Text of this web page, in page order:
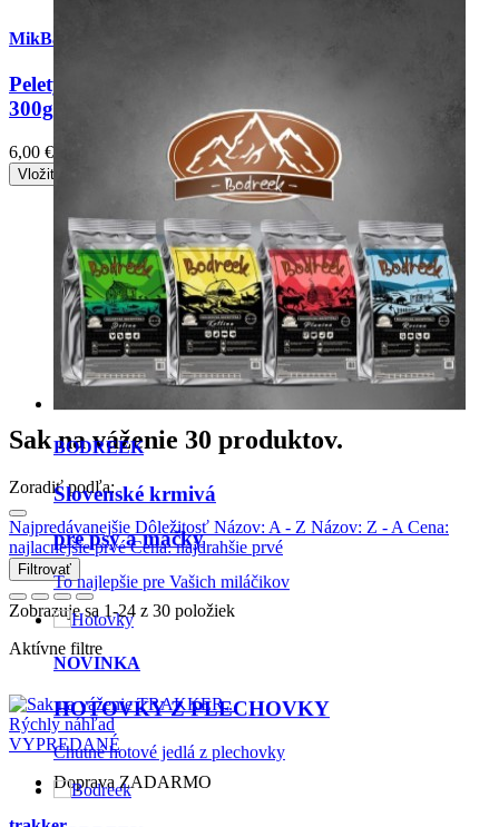
MikBaits
Pelety MIKBAITS Smoke Ready Vlhčené Pelety
300g 2-3 mm
6,00 €
Vložiť do košíka Zobraziť produkt
BODREEK
Slovenské krmivá
pre psy a mačky
To najlepšie pre Vašich miláčikov
2
Sak na váženie 30 produktov.
Zoradiť podľa:
Najpredávanejšie Dôležitosť Názov: A - Z Názov: Z - A Cena:
najlacnejšie prvéCena: najdrahšie prvé
Filtrovať
Zobrazuje sa 1-24 z 30 položiek
Aktívne filtre
Rýchly náhľad
VYPREDANÉ
Doprava ZADARMO